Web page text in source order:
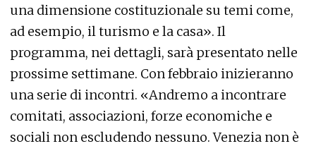
una dimensione costituzionale su temi come,
ad esempio, il turismo e la casa». Il
programma, nei dettagli, sarà presentato nelle
prossime settimane. Con febbraio inizieranno
una serie di incontri. «Andremo a incontrare
comitati, associazioni, forze economiche e
sociali non escludendo nessuno. Venezia non è